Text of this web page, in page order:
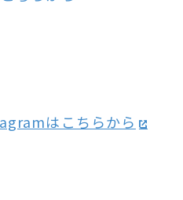
はこちらから